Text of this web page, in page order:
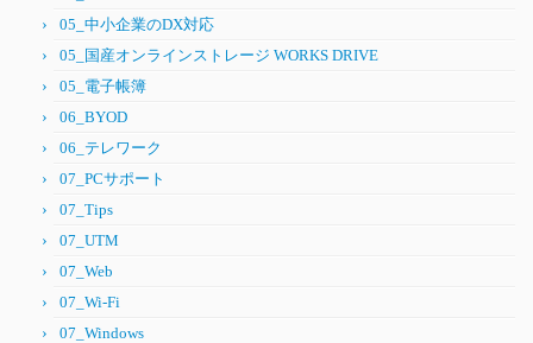
05_中小企業のDX対応
05_国産オンラインストレージ WORKS DRIVE
05_電子帳簿
06_BYOD
06_テレワーク
07_PCサポート
07_Tips
07_UTM
07_Web
07_Wi-Fi
07_Windows